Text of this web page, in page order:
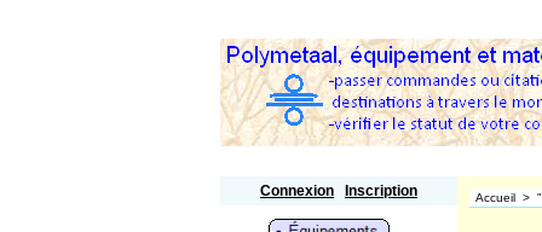
Connexion Inscription Accueil >